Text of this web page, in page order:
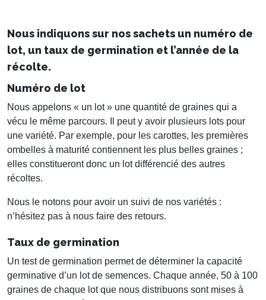
Nous indiquons sur nos sachets un numéro de
lot, un taux de germination et l’année de la
récolte.
Numéro de lot
Nous appelons « un lot » une quantité de graines qui a
vécu le même parcours. Il peut y avoir plusieurs lots pour
une variété. Par exemple, pour les carottes, les premières
ombelles à maturité contiennent les plus belles graines ;
elles constitueront donc un lot différencié des autres
récoltes.
Nous le notons pour avoir un suivi de nos variétés :
n’hésitez pas à nous faire des retours.
Taux de germination
Un test de germination permet de déterminer la capacité
germinative d’un lot de semences. Chaque année, 50 à 100
graines de chaque lot que nous distribuons sont mises à